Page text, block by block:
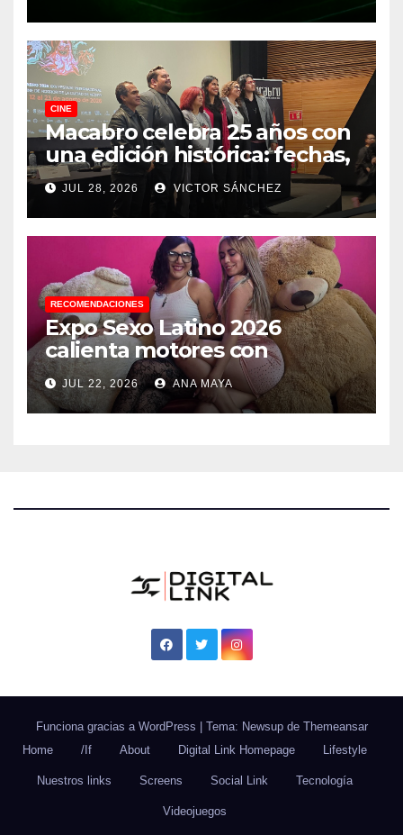
CINE
Macabro celebra 25 años con
una edición histórica: fechas,
sedes, invitados y todo lo que
debes saber
JUL 28, 2026 VICTOR SÁNCHEZ
RECOMENDACIONES
Expo Sexo Latino 2026
calienta motores con
conferencia de prensa y
anuncia actividades para
todos los gustos
JUL 22, 2026 ANA MAYA
Funciona gracias a WordPress | Tema: Newsup de Themeansar
Home
/If About Digital Link Homepage Lifestyle
Nuestros links Screens Social Link Tecnología
Videojuegos